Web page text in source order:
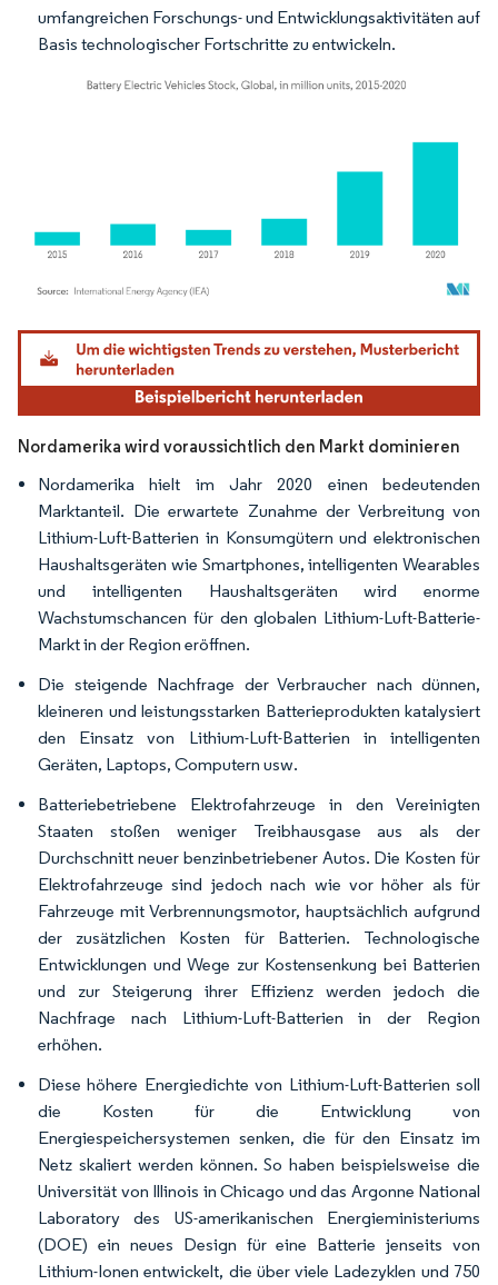
umfangreichen Forschungs- und Entwicklungsaktivitäten auf
Basis technologischer Fortschritte zu entwickeln.
Bild © Mordor Intelligence. Wiederverwendung erfordert Namensnennung gemäß
Nordamerika wird voraussichtlich den Markt dominieren
Nordamerika hielt im Jahr 2020 einen bedeutenden
Marktanteil. Die erwartete Zunahme der Verbreitung von
Lithium-Luft-Batterien in Konsumgütern und elektronischen
Haushaltsgeräten wie Smartphones, intelligenten Wearables
und intelligenten Haushaltsgeräten wird enorme
Wachstumschancen für den globalen Lithium-Luft-Batterie-
Markt in der Region eröffnen.
Die steigende Nachfrage der Verbraucher nach dünnen,
kleineren und leistungsstarken Batterieprodukten katalysiert
den Einsatz von Lithium-Luft-Batterien in intelligenten
Geräten, Laptops, Computern usw.
Batteriebetriebene Elektrofahrzeuge in den Vereinigten
Staaten stoßen weniger Treibhausgase aus als der
Durchschnitt neuer benzinbetriebener Autos. Die Kosten für
Elektrofahrzeuge sind jedoch nach wie vor höher als für
Fahrzeuge mit Verbrennungsmotor, hauptsächlich aufgrund
der zusätzlichen Kosten für Batterien. Technologische
Entwicklungen und Wege zur Kostensenkung bei Batterien
und zur Steigerung ihrer Effizienz werden jedoch die
Nachfrage nach Lithium-Luft-Batterien in der Region
erhöhen.
Diese höhere Energiedichte von Lithium-Luft-Batterien soll
die Kosten für die Entwicklung von
Energiespeichersystemen senken, die für den Einsatz im
Netz skaliert werden können. So haben beispielsweise die
Universität von Illinois in Chicago und das Argonne National
Laboratory des US-amerikanischen Energieministeriums
(DOE) ein neues Design für eine Batterie jenseits von
Lithium-Ionen entwickelt, die über viele Ladezyklen und 750